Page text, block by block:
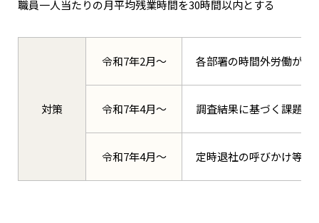
職員一人当たりの月平均残業時間を30時間以内とする
対策
令和7年2月～ 各部署の時間外労働が必
令和7年4月～ 調査結果に基づく課題お
令和7年4月～ 定時退社の呼びかけ等を